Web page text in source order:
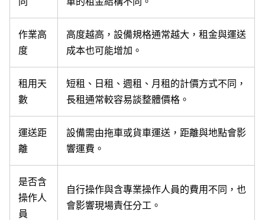
作業高
度
高度越高，設備規格通常越大，租金與運送
成本也可能增加。
租用天
數
短租、日租、週租、月租的計價方式不同，
長租通常較容易談整體價格。
運送距
離
設備需由拖車或貨車運送，距離與地點會影
響運費。
是否含
操作人
員
自行操作與含專業操作人員的費用不同，也
會影響現場責任分工。